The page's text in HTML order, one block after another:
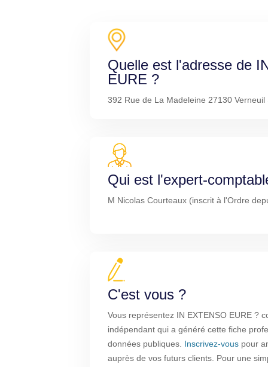
Quelle est l'adresse de
EURE ?
392 Rue de La Madeleine 27130 Verneuil
Qui est l'expert-
M Nicolas Courteaux (inscrit à l'Ordre
C'est vous ?
Vous représentez IN EXTENSO EURE ?
indépendant qui a généré cette fiche
données publiques. Inscrivez-vous pour
auprès de vos futurs clients. Pour une